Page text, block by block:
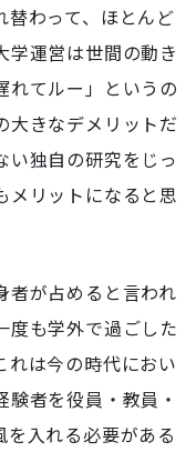
わって、ほとんど
学運営は世間の動き
れてルー」というの
大きなデメリットだ
い独自の研究をじっ
メリットになると思
者が占めると言われ
度も学外で過ごした
れは今の時代におい
者を役員・教員・
入れる必要がある